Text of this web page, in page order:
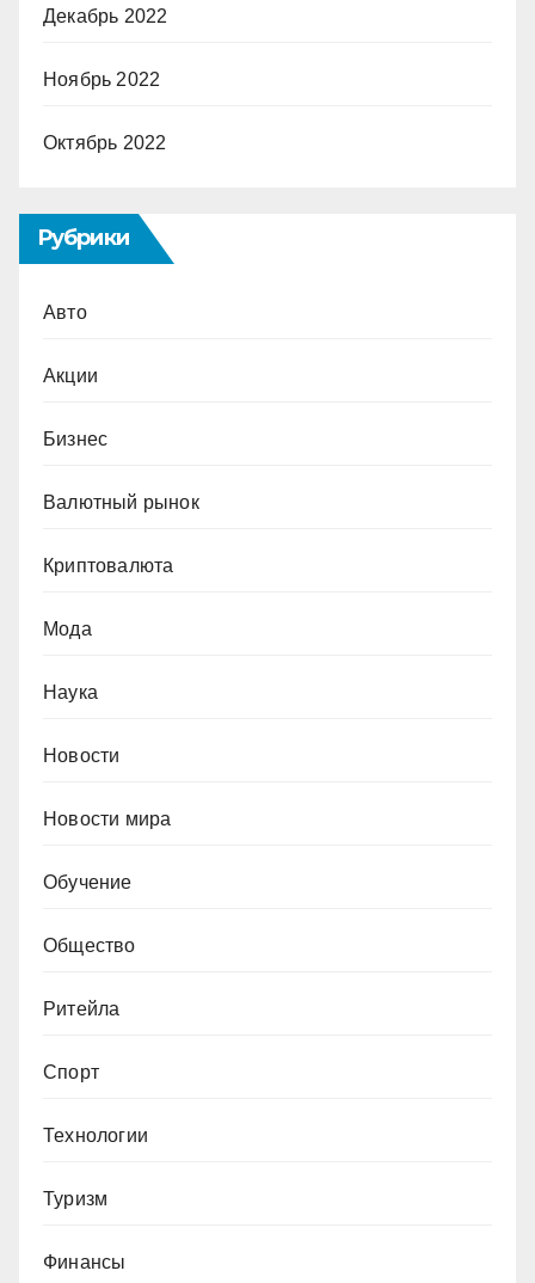
Декабрь 2022
Ноябрь 2022
Октябрь 2022
Рубрики
Авто
Акции
Бизнес
Валютный рынок
Криптовалюта
Мода
Наука
Новости
Новости мира
Обучение
Общество
Ритейла
Спорт
Технологии
Туризм
Финансы